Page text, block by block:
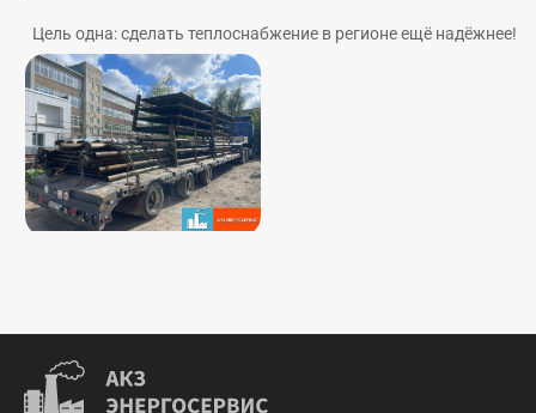
Цель одна: сделать теплоснабжение в регионе ещё надёжнее!